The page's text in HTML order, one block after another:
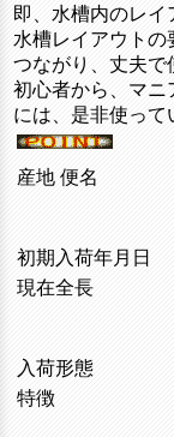
即、水槽内のレイ
水槽レイアウトの
つながり、丈夫で
初心者から、マニ
には、是非使って
産地 便名
初期入荷年月日
現在全長
入荷形態
特徴